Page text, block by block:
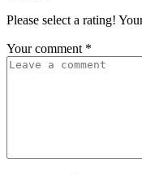
Please select a rating!
Your comment *